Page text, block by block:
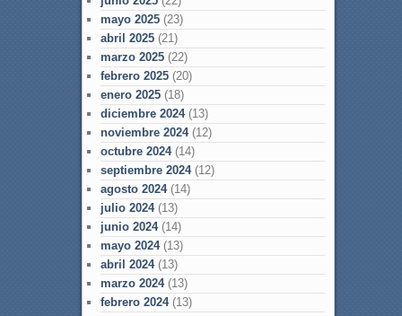
mayo 2025(23)
abril 2025(21)
marzo 2025(22)
febrero 2025(20)
enero 2025(18)
diciembre 2024(13)
noviembre 2024(12)
octubre 2024(14)
septiembre 2024(12)
agosto 2024(14)
julio 2024(13)
junio 2024(14)
mayo 2024(13)
abril 2024(13)
marzo 2024(13)
febrero 2024(13)